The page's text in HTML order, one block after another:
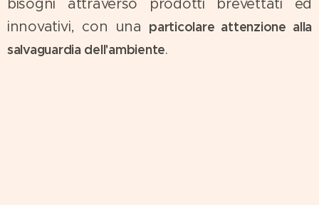
bisogni attraverso prodotti brevettati ed
innovativi, con una particolare attenzione alla
salvaguardia dell'ambiente.